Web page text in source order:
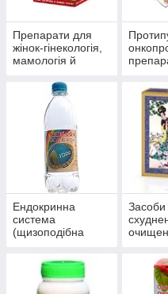
Препарати для
жінок-гінекологія,
мамологія й
Ендокринна
система
(щизоподібна
діабет)
Засоби